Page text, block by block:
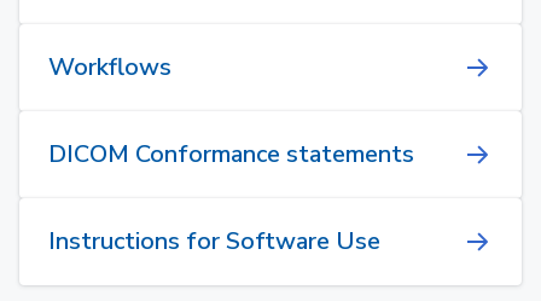
Workflows
DICOM Conformance statements
Instructions for Software Use